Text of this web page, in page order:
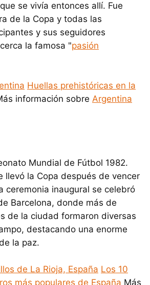
se vivía entonces allí. Fue
de la Copa y todas las
y sus seguidores
la famosa "pasión
Huellas prehistóricas en la
información sobre Argentina
Mundial de Fútbol 1982.
llevó la Copa después de vencer
ceremonia inaugural se celebró
Barcelona, donde más de
de la ciudad formaron diversas
destacando una enorme
la paz.
de La Rioja, España Los 10
más populares de España Más